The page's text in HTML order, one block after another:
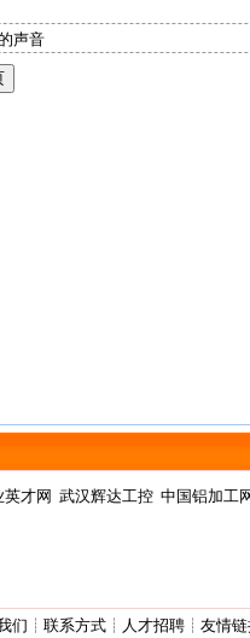
声音
英才网 武汉辉达工控 中国铝加工
们 ┊ 联系方式 ┊ 人才招聘 ┊ 友情